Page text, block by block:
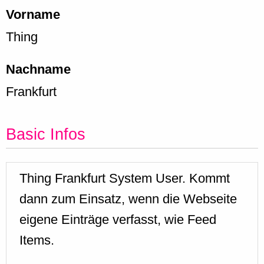
Vorname
Thing
Nachname
Frankfurt
Basic Infos
Thing Frankfurt System User. Kommt
dann zum Einsatz, wenn die Webseite
eigene Einträge verfasst, wie Feed
Items.